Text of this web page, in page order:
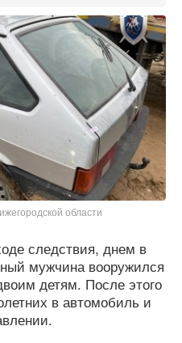
области
следствия, днем в
мужчина вооружился
детям. После этого
в автомобиль и